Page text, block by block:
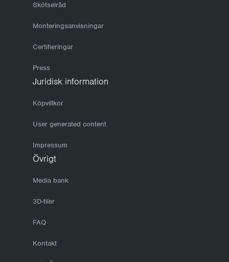
Skötselråd
Monteringsanvisningar
Certifieringar
Press
Juridisk information
Köpvillkor
User generated content
Impressum
Övrigt
Media bank
3D-filer
FAQ
Kontakt